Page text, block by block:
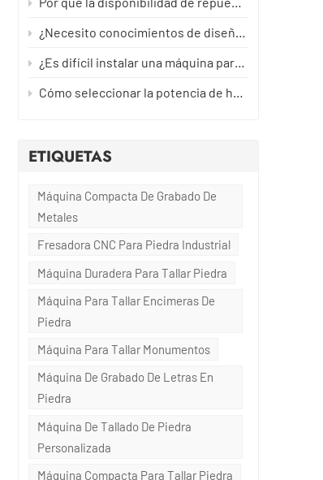
¿Necesito conocimientos de diseño asistido por ordenador (CAD) para manejar una máquina de tallar piedra?
¿Es difícil instalar una máquina para tallar piedra?
Cómo seleccionar la potencia de husillo adecuada para máquinas CNC de piedra
ETIQUETAS
Máquina Compacta De Grabado De
Metales
Fresadora CNC Para Piedra Industrial
Máquina Duradera Para Tallar Piedra
Máquina Para Tallar Encimeras De
Piedra
Máquina Para Tallar Monumentos
Máquina De Grabado De Letras En
Piedra
Máquina De Tallado De Piedra
Personalizada
Máquina Compacta Para Tallar Piedra